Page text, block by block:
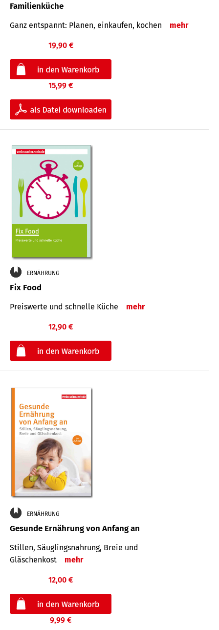
Familienküche
Ganz entspannt: Planen, einkaufen, kochen mehr
19,90 €
15,99 €
ERNÄHRUNG
Fix Food
Preiswerte und schnelle Küche mehr
12,90 €
ERNÄHRUNG
Gesunde Ernährung von Anfang an
Stillen, Säuglingsnahrung, Breie und
Gläschenkost
mehr
12,00 €
9,99 €